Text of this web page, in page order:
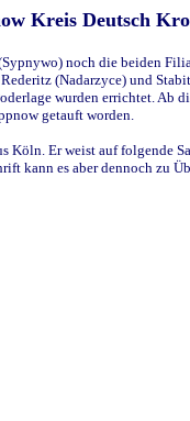
Kreis Deutsch
noch die beiden
(Nadarzyce) und
wurden errichtet. Ab
getauft worden.
Köln. Er weist auf folgende
kann es aber dennoch zu